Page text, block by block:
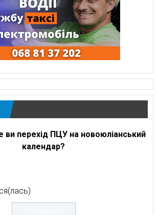
ви перехід ПЦУ на новоюліанський
календар?